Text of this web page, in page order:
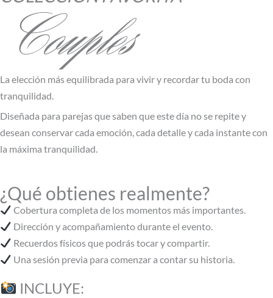
Couples
La elección más equilibrada para vivir y recordar tu boda con
tranquilidad.
Diseñada para parejas que saben que este día no se repite y
desean conservar cada emoción, cada detalle y cada instante con
la máxima tranquilidad.
¿Qué obtienes realmente?
Cobertura completa de los momentos más importantes.
Dirección y acompañamiento durante el evento.
Recuerdos físicos que podrás tocar y compartir.
Una sesión previa para comenzar a contar su historia.
INCLUYE: